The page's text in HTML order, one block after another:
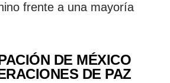
frente a una mayoría
DE MÉXICO
DE PAZ